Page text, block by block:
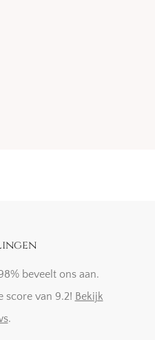
beveelt ons aan.
score van 9.2! Bekijk
.